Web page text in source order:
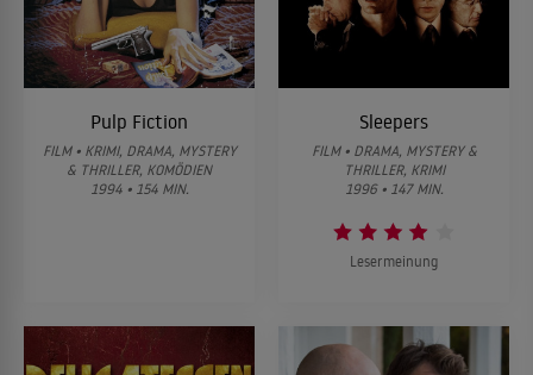
Pulp Fiction
FILM • KRIMI, DRAMA, MYSTERY
& THRILLER, KOMÖDIEN
1994 • 154 MIN.
Sleepers
FILM • DRAMA, MYSTERY &
THRILLER, KRIMI
1996 • 147 MIN.
Lesermeinung